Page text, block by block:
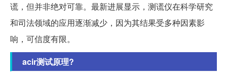
谎，但并非绝对可靠。最新进展显示，测谎仪在科学研究
和司法领域的应用逐渐减少，因为其结果受多种因素影
响，可信度有限。
acir测试原理?